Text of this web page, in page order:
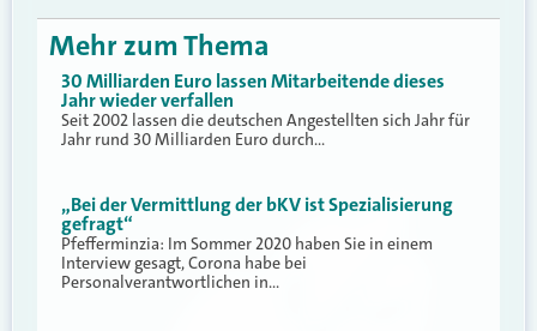
Mehr zum Thema
30 Milliarden Euro lassen Mitarbeitende dieses
Jahr wieder verfallen
Seit 2002 lassen die deutschen Angestellten sich Jahr für
Jahr rund 30 Milliarden Euro durch…
„Bei der Vermittlung der bKV ist Spezialisierung
gefragt“
Pfefferminzia: Im Sommer 2020 haben Sie in einem
Interview gesagt, Corona habe bei
Personalverantwortlichen in…